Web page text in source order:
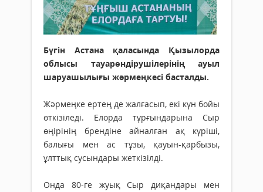
Бүгін Астана қаласында Қызылорда
облысы тауарөндірушілерінің ауыл
шаруашылығы жәрмеңкесі басталды.
Жәрмеңке ертең де жалғасып, екі күн бойы
өткізіледі. Елорда тұрғындарына Сыр
өңірінің брендіне айналған ақ күріші,
балығы мен ас тұзы, қауын-қарбызы,
ұлттық сусындары жеткізілді.
Онда 80-ге жуық Сыр диқандары мен